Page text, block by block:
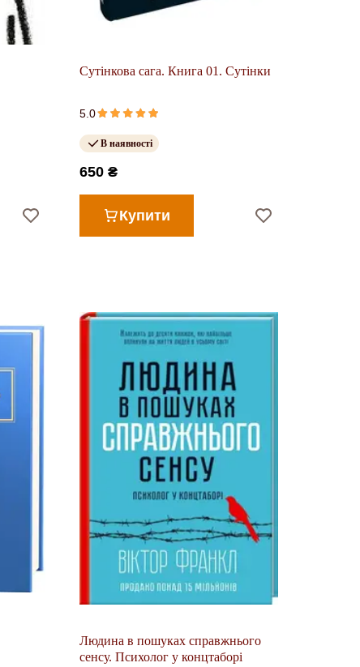
Сутінкова сага. Книга 01. Сутінки
5.0
В наявності
650 ₴
Купити
Людина в пошуках справжнього
сенсу. Психолог у концтаборі